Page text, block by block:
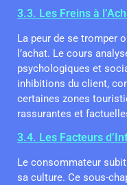
3.3. Les Freins à
La peur de se tromper
l’achat. Le cours
psychologiques et
inhibitions du client,
certaines zones
rassurantes et
3.4. Les Facteurs
Le consommateur
sa culture. Ce sous-